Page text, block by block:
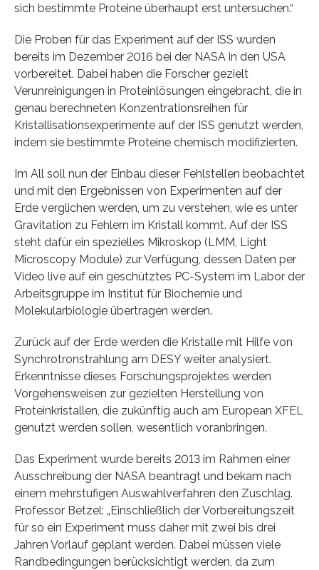
sich bestimmte Proteine überhaupt erst untersuchen.“
Die Proben für das Experiment auf der ISS wurden
bereits im Dezember 2016 bei der NASA in den USA
vorbereitet. Dabei haben die Forscher gezielt
Verunreinigungen in Proteinlösungen eingebracht, die in
genau berechneten Konzentrationsreihen für
Kristallisationsexperimente auf der ISS genutzt werden,
indem sie bestimmte Proteine chemisch modifizierten.
Im All soll nun der Einbau dieser Fehlstellen beobachtet
und mit den Ergebnissen von Experimenten auf der
Erde verglichen werden, um zu verstehen, wie es unter
Gravitation zu Fehlern im Kristall kommt. Auf der ISS
steht dafür ein spezielles Mikroskop (LMM, Light
Microscopy Module) zur Verfügung, dessen Daten per
Video live auf ein geschütztes PC-System im Labor der
Arbeitsgruppe im Institut für Biochemie und
Molekularbiologie übertragen werden.
Zurück auf der Erde werden die Kristalle mit Hilfe von
Synchrotronstrahlung am DESY weiter analysiert.
Erkenntnisse dieses Forschungsprojektes werden
Vorgehensweisen zur gezielten Herstellung von
Proteinkristallen, die zukünftig auch am European XFEL
genutzt werden sollen, wesentlich voranbringen.
Das Experiment wurde bereits 2013 im Rahmen einer
Ausschreibung der NASA beantragt und bekam nach
einem mehrstufigen Auswahlverfahren den Zuschlag.
Professor Betzel: „Einschließlich der Vorbereitungszeit
für so ein Experiment muss daher mit zwei bis drei
Jahren Vorlauf geplant werden. Dabei müssen viele
Randbedingungen berücksichtigt werden, da zum